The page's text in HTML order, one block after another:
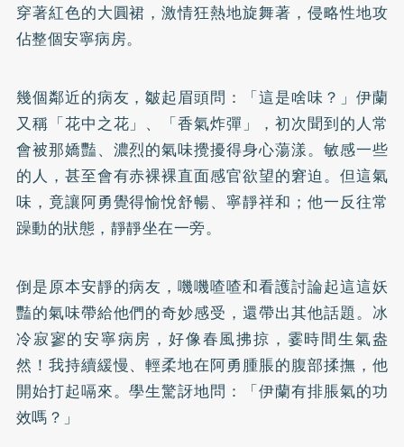
穿著紅色的大圓裙，激情狂熱地旋舞著，侵略性地攻
佔整個安寧病房。
幾個鄰近的病友，皺起眉頭問：「這是啥味？」伊蘭
又稱「花中之花」、「香氣炸彈」，初次聞到的人常
會被那嬌豔、濃烈的氣味攪擾得身心蕩漾。敏感一些
的人，甚至會有赤裸裸直面感官欲望的窘迫。但這氣
味，竟讓阿勇覺得愉悅舒暢、寧靜祥和；他一反往常
躁動的狀態，靜靜坐在一旁。
倒是原本安靜的病友，嘰嘰喳喳和看護討論起這這妖
豔的氣味帶給他們的奇妙感受，還帶出其他話題。冰
冷寂寥的安寧病房，好像春風拂掠，霎時間生氣盎
然！我持續緩慢、輕柔地在阿勇腫脹的腹部揉撫，他
開始打起嗝來。學生驚訝地問：「伊蘭有排脹氣的功
效嗎？」